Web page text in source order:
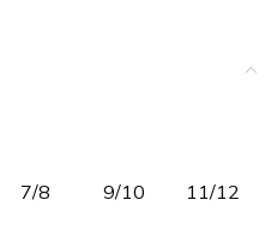
7/8 9/10 11/12